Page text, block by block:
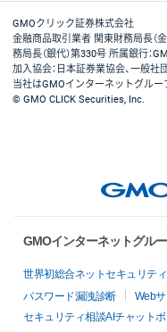
GMOクリック証券株式会社
金融商品取引業者 関東財務局長（
務局長（銀代）第330号 所属銀行：
加入協会：日本証券業協会、一般
当社はGMOインターネットグルー
© GMO CLICK Securities, Inc.
GMOインターネットグル
世界初総合ネットセキュリテ
パスワード漏洩診断
Web
セキュリティ相談AIチャットボ